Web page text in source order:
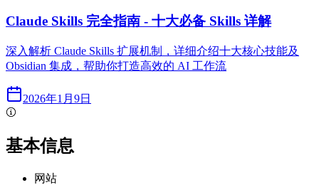
Claude Skills 完全指南 - 十大必备 Skills 详解
深入解析 Claude Skills 扩展机制，详细介绍十大核心技能及
Obsidian 集成，帮助你打造高效的 AI 工作流
2026年1月9日
基本信息
网站